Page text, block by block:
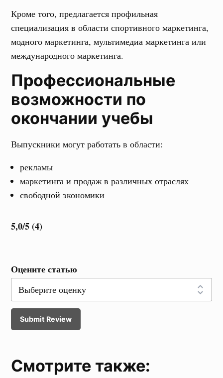
Кроме того, предлагается профильная
специализация в области спортивного маркетинга,
модного маркетинга, мультимедиа маркетинга или
международного маркетинга.
Профессиональные
возможности по
окончании учебы
Выпускники могут работать в области:
рекламы
маркетинга и продаж в различных отраслях
свободной экономики
5,0/5 (4)
Оцените статью
Submit Review
Смотрите также: